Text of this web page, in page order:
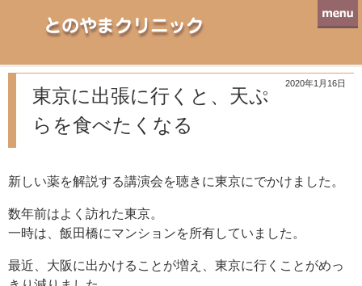
とのやまクリニック
2020年1月16日
東京に出張に行くと、天ぷ
らを食べたくなる
新しい薬を解説する講演会を聴きに東京にでかけました。
数年前はよく訪れた東京。
一時は、飯田橋にマンションを所有していました。
最近、大阪に出かけることが増え、東京に行くことがめっ